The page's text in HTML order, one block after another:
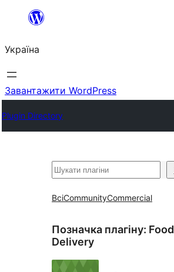
Перейти
вмісту
Україна
Завантажити WordPress
Plugin Directory
Пошук
ВсіCommunityCommercial
Позначка плагіну: Food
Delivery